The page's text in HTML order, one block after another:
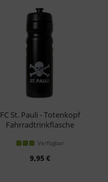
FC St. Pauli - Totenkopf
Fahrradtrinkflasche
Verfügbar
9,95 €